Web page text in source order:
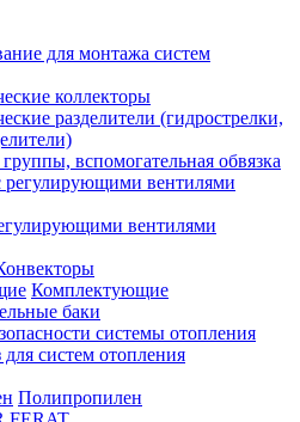
для монтажа систем
коллекторы
разделители (гидрострелки,
вспомогательная обвязка
вентилями
Комплектующие
баки
системы отопления
систем отопления
Полипропилен